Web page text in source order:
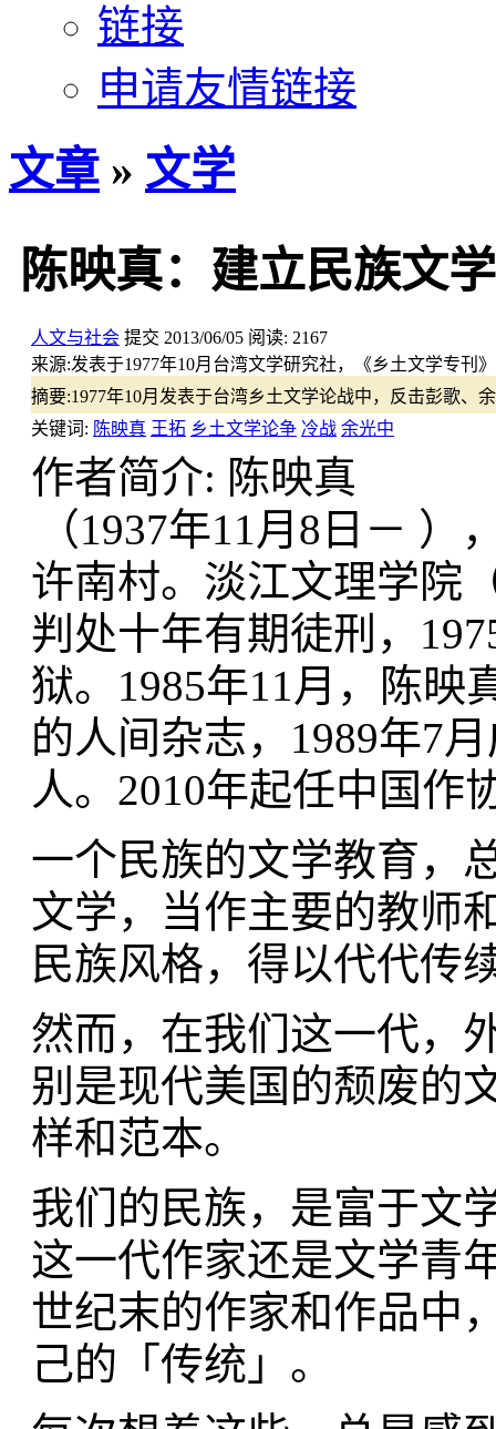
链接
申请友情链接
文章 » 文学
陈映真：建立民族文
人文与社会 提交 2013/06/05 阅读: 2167
来源:发表于1977年10月台湾文学研究社，《乡土文学专刊》
摘要:1977年10月发表于台湾乡土文学论战中，反击彭歌、
关键词: 陈映真 王拓 乡土文学论争 冷战 余光中
作者简介: 陈映真
（1937年11月8日－
许南村。淡江文理学院
判处十年有期徒刑，
狱。1985年11月，陈映
的人间杂志，1989年7
人。2010年起任中国作
一个民族的文学教育，
文学，当作主要的教师
民族风格，得以代代传
然而，在我们这一代，
别是现代美国的颓废的
样和范本。
我们的民族，是富于文
这一代作家还是文学青
世纪末的作家和作品中
己的「传统」。